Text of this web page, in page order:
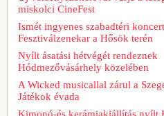
miskolci CineFest
Ismét ingyenes szabadtéri
Fesztiválzenekar a Hősök terén
Nyílt ásatási hétvégét rendeznek
Hódmezővásárhely közelében
A Wicked musicallal zárul a
Játékok évada
Kimonó-és kerámiakiállítás nyílt